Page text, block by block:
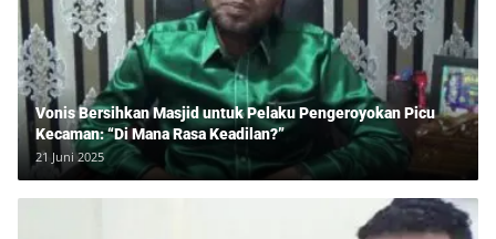
Vonis Bersihkan Masjid untuk Pelaku Pengeroyokan Picu
Kecaman: “Di Mana Rasa Keadilan?”
21 Juni 2025